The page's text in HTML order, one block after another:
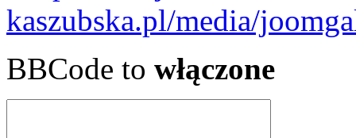
BBCode to włączone